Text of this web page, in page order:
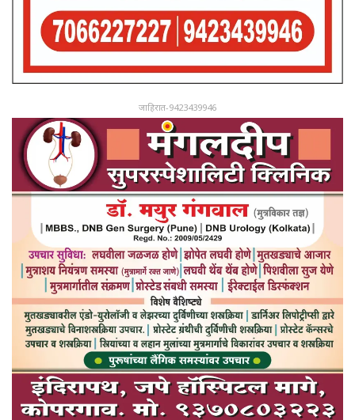
जाहिरात-9423439946